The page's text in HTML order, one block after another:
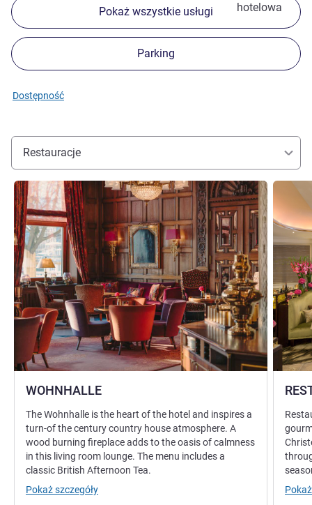
hotelowa
Pokaż wszystkie usługi
Parking
Dostępność
Restauracje
WOHNHALLE
Pokaż szczegóły
The Wohnhalle is the heart of the hotel and inspires a
turn-of the century country house atmosphere. A
wood burning fireplace adds to the oasis of calmness
in this living room lounge. The menu includes a
classic British Afternoon Tea.
Pokaż szczegóły
Pokaż